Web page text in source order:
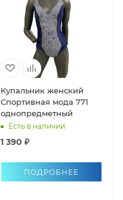
Купальник женский
Спортивная мода 771
однопредметный
Есть в наличии
1 390 ₽
ПОДРОБНЕЕ